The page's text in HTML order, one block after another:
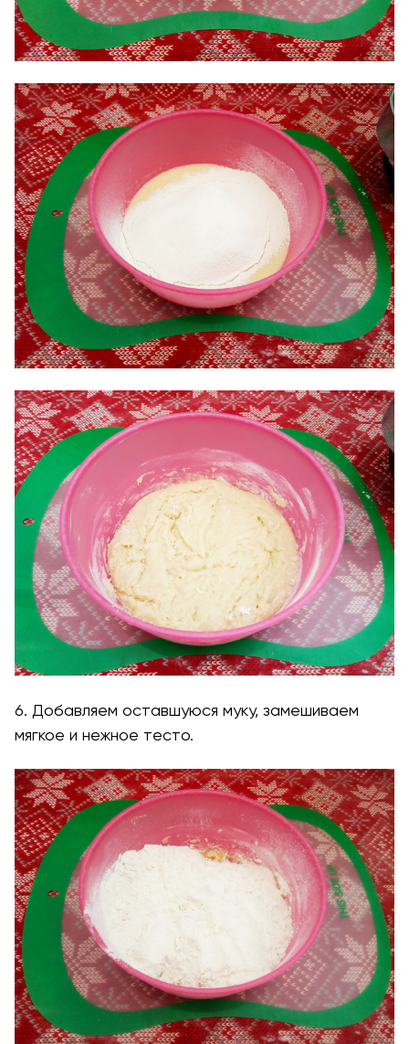
6. Добавляем оставшуюся муку, замешиваем
мягкое и нежное тесто.